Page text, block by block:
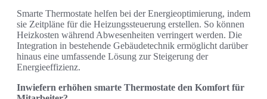
Smarte Thermostate helfen bei der Energieoptimierung, indem
sie Zeitpläne für die Heizungssteuerung erstellen. So können
Heizkosten während Abwesenheiten verringert werden. Die
Integration in bestehende Gebäudetechnik ermöglicht darüber
hinaus eine umfassende Lösung zur Steigerung der
Energieeffizienz.
Inwiefern erhöhen smarte Thermostate den Komfort für